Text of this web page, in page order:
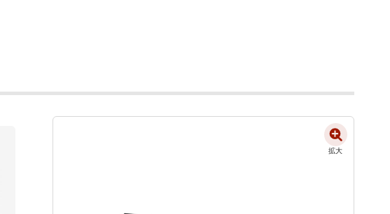
拡大
拡大
拡大